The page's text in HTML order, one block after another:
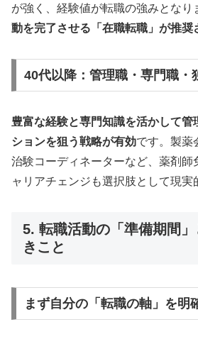
が強く、経験値が転職の強みとなり
動を完了させる「在職転職」が推奨
40代以降：管理職・専門職・
豊富な経験と専門知識を活かして管
ションを狙う戦略が有効です。製薬
治験コーディネーターなど、薬剤師
ャリアチェンジも選択肢として現実
5. 転職活動の「準備期間
きこと
まず自分の「転職の軸」を明